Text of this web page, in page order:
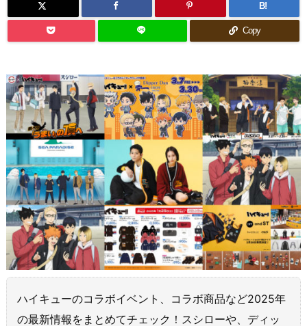
B!
Copy
ハイキューのコラボイベント、コラボ商品など2025年
の最新情報をまとめてチェック！スシローや、ディッ